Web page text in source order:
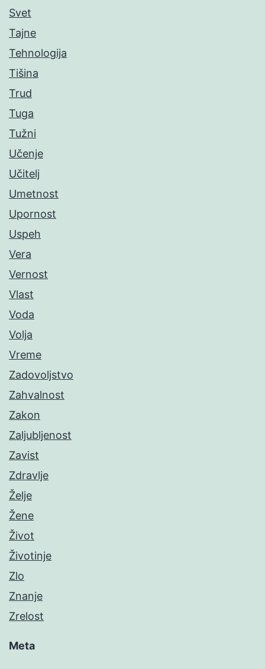
Svet
Tajne
Tehnologija
Tišina
Trud
Tuga
Tužni
Učenje
Učitelj
Umetnost
Upornost
Uspeh
Vera
Vernost
Vlast
Voda
Volja
Vreme
Zadovoljstvo
Zahvalnost
Zakon
Zaljubljenost
Zavist
Zdravlje
Želje
Žene
Život
Životinje
Zlo
Znanje
Zrelost
Meta